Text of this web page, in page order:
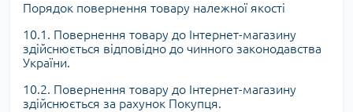
Порядок повернення товару належної якості
10.1. Повернення товару до Інтернет-магазину
здійснюється відповідно до чинного законодавства
України.
10.2. Повернення товару до Інтернет-магазину
здійснюється за рахунок Покупця.